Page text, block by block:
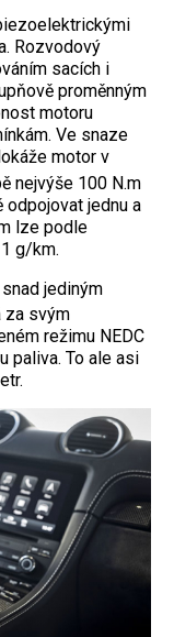
Rozvodový
sacích i
proměnným
motoru
Ve snaze
motor v
nejvýše 100 N.m
jednu a
lze podle
g/km.
jediným
za svým
režimu NEDC
paliva. To ale asi